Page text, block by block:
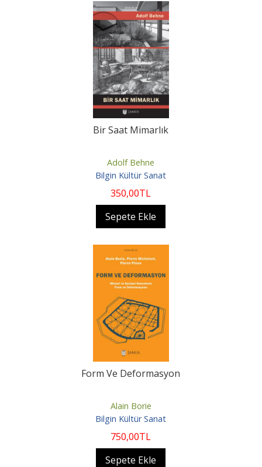
Bir Saat Mimarlık
Adolf Behne
Bilgin Kültür Sanat
350,00TL
Sepete Ekle
Form Ve Deformasyon
Alain Borie
Bilgin Kültür Sanat
750,00TL
Sepete Ekle